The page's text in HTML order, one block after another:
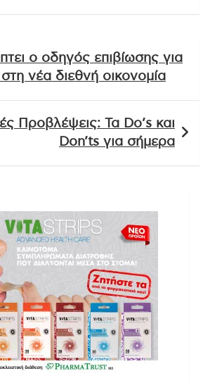
ο οδηγός επιβίωσης για
νέα διεθνή οικονομία
Προβλέψεις: Τα Do’s και
Don’ts για σήμερα